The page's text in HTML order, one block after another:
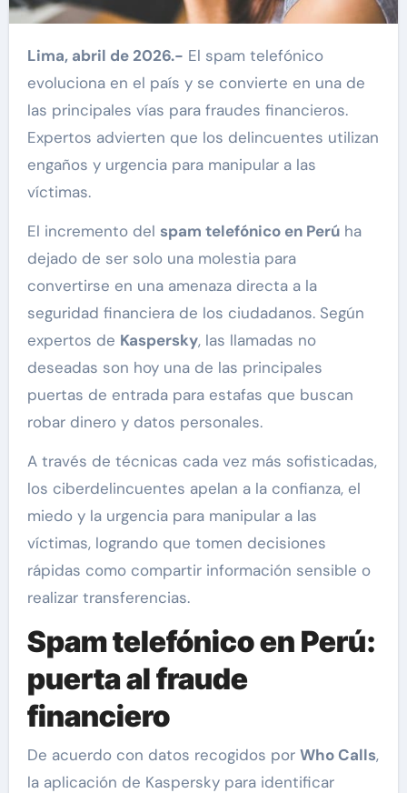
Lima, abril de 2026.- El spam telefónico
evoluciona en el país y se convierte en una de
las principales vías para fraudes financieros.
Expertos advierten que los delincuentes utilizan
engaños y urgencia para manipular a las
víctimas.
El incremento del spam telefónico en Perúha
dejado de ser solo una molestia para
convertirse en una amenaza directa a la
seguridad financiera de los ciudadanos. Según
expertos de Kaspersky, las llamadas no
deseadas son hoy una de las principales
puertas de entrada para estafas que buscan
robar dinero y datos personales.
A través de técnicas cada vez más sofisticadas,
los ciberdelincuentes apelan a la confianza, el
miedo y la urgencia para manipular a las
víctimas, logrando que tomen decisiones
rápidas como compartir información sensible o
realizar transferencias.
Spam telefónico en Perú:
puerta al fraude
financiero
De acuerdo con datos recogidos por Who Calls,
la aplicación de Kaspersky para identificar